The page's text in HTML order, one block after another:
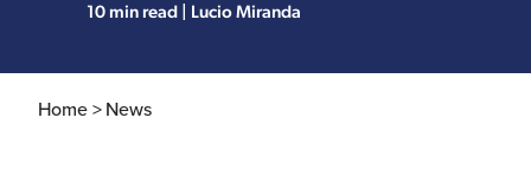
10 min read | Lucio Miranda
Home >News